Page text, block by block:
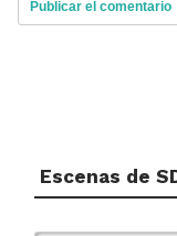
Escenas de